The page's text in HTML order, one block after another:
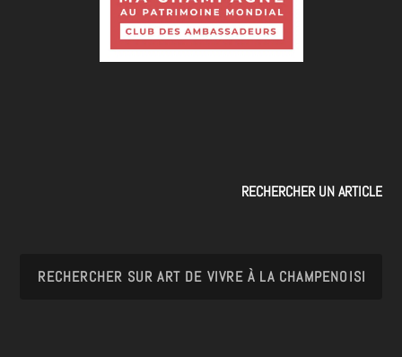
RECHERCHER UN ARTICLE